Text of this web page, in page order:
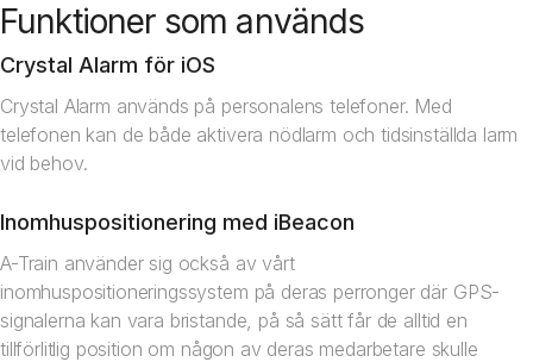
Funktioner som används
Crystal Alarm för iOS
Crystal Alarm används på personalens telefoner. Med
telefonen kan de både aktivera nödlarm och tidsinställda larm
vid behov.
Inomhuspositionering med iBeacon
A-Train använder sig också av vårt
inomhuspositioneringssystem på deras perronger där GPS-
signalerna kan vara bristande, på så sätt får de alltid en
tillförlitlig position om någon av deras medarbetare skulle